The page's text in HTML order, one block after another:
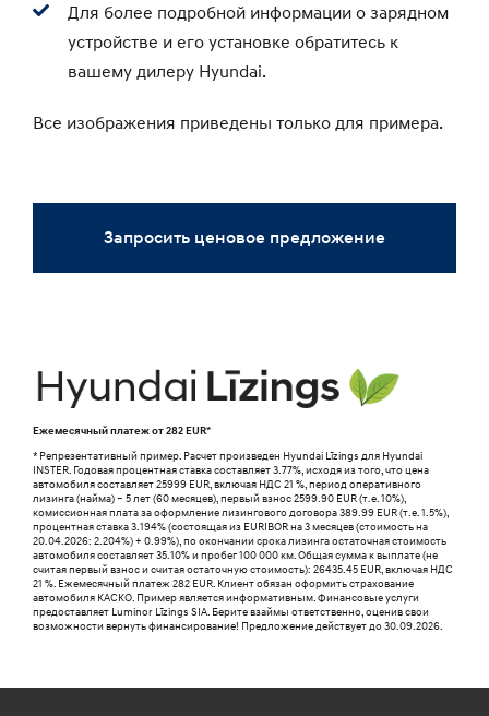
Для более подробной информации о зарядном
устройстве и его установке обратитесь к
вашему дилеру Hyundai.
Все изображения приведены только для примера.
Запросить ценовое предложение
Ежемесячный платеж от282EUR*
* Репрезентативный пример. Расчет произведен Hyundai Līzings для Hyundai
INSTER. Годовая процентная ставка составляет 3.77%, исходя из того, что цена
автомобиля составляет 25999 EUR, включая НДС 21 %, период оперативного
лизинга (найма) – 5 лет (60 месяцев), первый взнос 2599.90 EUR (т.е. 10%),
комиссионная плата за оформление лизингового договора 389.99 EUR (т.е. 1.5%),
процентная ставка 3.194% (состоящая из EURIBOR на 3 месяцев (стоимость на
20.04.2026: 2.204%) + 0.99%), по окончании срока лизинга остаточная стоимость
автомобиля составляет 35.10% и пробег 100 000 км. Общая сумма к выплaте (не
считaя первый взнос и считaя остаточную стоимость): 26435.45 EUR, включая НДС
21 %. Ежемесячный платеж 282 EUR. Клиент обязан оформить страхование
автомобиля КАСКО. Пример является информативным. Финансовые услуги
предоставляет Luminor Līzings SIA. Берите взаймы ответственно, оценив свои
возможности вернуть финансирование! Предложение действует до 30.09.2026.